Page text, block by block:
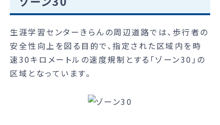
生涯学習センターきらんの周辺道路では、歩行者の
安全性向上を図る目的で、指定された区域内を時
速30キロメートルの速度規制とする「ゾーン30」の
区域となっています。